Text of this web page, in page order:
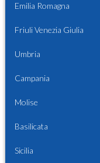
Emilia Romagna
Friuli Venezia Giulia
Umbria
Campania
Molise
Basilicata
Sicilia